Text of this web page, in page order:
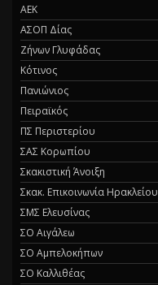
ΑΕΚ
ΑΣΟΠ Δίας
Ζήνων Γλυφάδας
Κότινος
Πανιώνιος
Πειραϊκός
ΠΣ Περιστερίου
ΣΑΣ Κορωπίου
Σκακιστική Άνοιξη
Σκακ. Επικοινωνία Ηρακλείου
ΣΜΣ Ελευσίνας
ΣΟ Αιγάλεω
ΣΟ Αμπελοκήπων
ΣΟ Καλλιθέας